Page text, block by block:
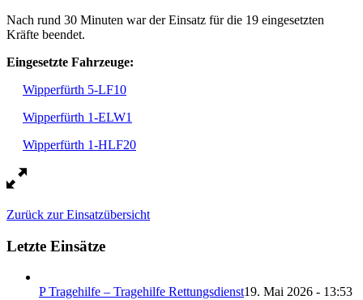
Nach rund 30 Minuten war der Einsatz für die 19 eingesetzten
Kräfte beendet.
Eingesetzte Fahrzeuge:
Wipperfürth 5-LF10
Wipperfürth 1-ELW1
Wipperfürth 1-HLF20
Zurück zur Einsatzübersicht
Letzte Einsätze
P Tragehilfe – Tragehilfe Rettungsdienst19. Mai 2026 - 13:53